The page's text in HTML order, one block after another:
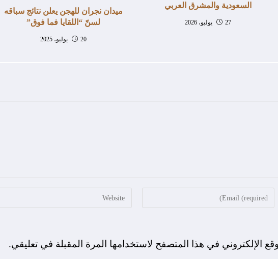
ميدان نجران للهجن يعلن نتائج سباقه
لسنّ “اللقايا فما فوق”
20 يوليو، 2025
السعودية والمشرق العربي
27 يوليو، 2026
الإلكتروني في هذا المتصفح لاستخدامها المرة المقبلة في تعليقي.